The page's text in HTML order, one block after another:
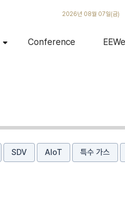
2026년 08월 07일(금)
Conference
SDV AIoT 특수 가스